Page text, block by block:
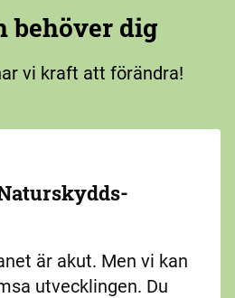
behöver dig
vi kraft att förändra!
är akut. Men vi kan
utvecklingen. Du